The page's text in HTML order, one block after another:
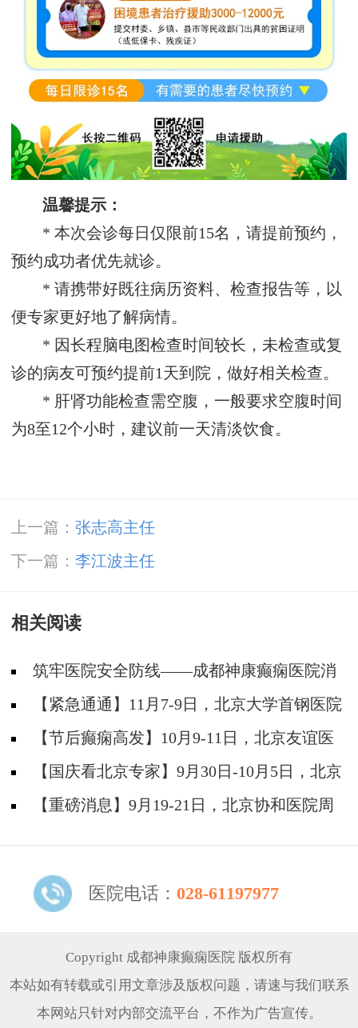
温馨提示：
* 本次会诊每日仅限前15名，请提前预约，
预约成功者优先就诊。
* 请携带好既往病历资料、检查报告等，以
便专家更好地了解病情。
* 因长程脑电图检查时间较长，未检查或复
诊的病友可预约提前1天到院，做好相关检查。
* 肝肾功能检查需空腹，一般要求空腹时间
为8至12个小时，建议前一天清淡饮食。
上一篇： 张志高主任
下一篇： 李江波主任
相关阅读
筑牢医院安全防线——成都神康癫痫医院消
防安全培训纪实
【紧急通通】11月7-9日，北京大学首钢医院
神经内科胡颖教授亲临成都会诊，破解癫痫疑难
【节后癫痫高发】10月9-11日，北京友谊医
院陈葵博士免费会诊+治疗援助，破解癫痫难
题！
【国庆看北京专家】9月30日-10月5日，北京
天坛&首钢医院两大专家蓉城亲诊+癫痫大额救
【重磅消息】9月19-21日，北京协和医院周
医院电话： 028-61197977
Copyright 成都神康癫痫医院 版权所有
本站如有转载或引用文章涉及版权问题，请速与我们联系
本网站只针对内部交流平台，不作为广告宣传。